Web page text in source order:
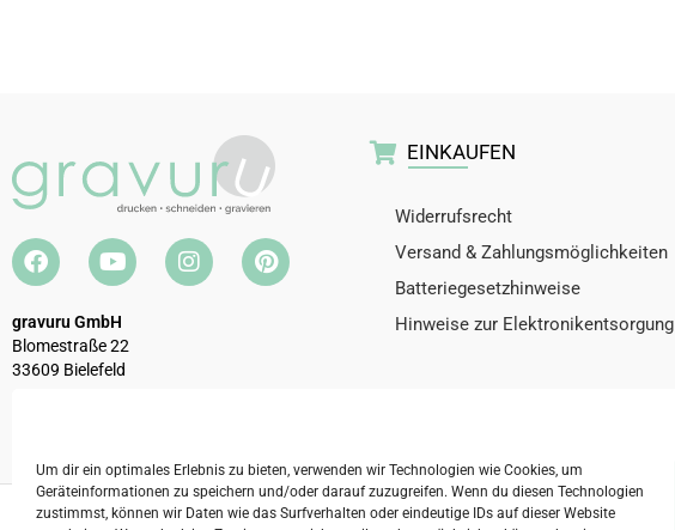
Um dir ein optimales Erlebnis zu bieten, verwenden wir Technologien wie Cookies, um
Geräteinformationen zu speichern und/oder darauf zuzugreifen. Wenn du diesen Technologien
zustimmst, können wir Daten wie das Surfverhalten oder eindeutige IDs auf dieser Website
gravuru GmbH
Blomestraße 22
33609 Bielefeld
EINKAUFEN
Widerrufsrecht
Versand & Zahlungsmöglichkeiten
Batteriegesetzhinweise
Hinweise zur Elektronikentsorgung
2026 © gravuru GmbH ImpressumAGBDatenschutzerklärung